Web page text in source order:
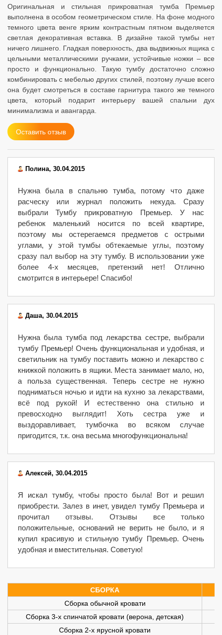
Оригинальная и стильная прикроватная тумба Премьер
выполнена в особом геометрическом стиле. На фоне модного
темного цвета венге ярким контрастным пятном выделяется
светлая декоративная вставка. В дизайне такой тумбы нет
ничего лишнего. Гладкая поверхность, два выдвижных ящика с
цельными металлическими ручками, устойчивые ножки – все
просто и функционально. Такую тумбу достаточно сложно
комбинировать с мебелью других стилей, поэтому лучше всего
она будет смотреться в составе гарнитура такого же темного
цвета, который подарит интерьеру вашей спальни дух
минимализма и авангарда.
Оставить отзыв
Полина, 30.04.2015
Нужна была в спальню тумба, потому что даже
расческу или журнал положить некуда. Сразу
выбрали Тумбу прикроватную Премьер. У нас
ребенок маленький носится по всей квартире,
поэтому мы остерегаемся предметов с острыми
углами, у этой тумбы обтекаемые углы, поэтому
сразу пал выбор на эту тумбу. В использовании уже
более 4-х месяцев, претензий нет! Отлично
смотрится в интерьере! Спасибо!
Даша, 30.04.2015
Нужна была тумба под лекарства сестре, выбрали
тумбу Премьер! Очень функциональная и удобная, и
светильник на тумбу поставить можно и лекарство с
книжкой положить в ящики. Места занимает мало, но,
а польза существенная. Теперь сестре не нужно
подниматься ночью и идти на кухню за лекарствами,
всё под рукой! И естественно она стильно и
превосходно выглядит! Хоть сестра уже и
выздоравливает, тумбочка во всяком случае
пригодится, т.к. она весьма многофункциональна!
Алексей, 30.04.2015
Я искал тумбу, чтобы просто была! Вот и решил
приобрести. Залез в инет, увидел тумбу Премьера и
прочитал отзывы. Отзывы все только
положительные, оснований не верить не было, и я
купил красивую и стильную тумбу Премьер. Очень
удобная и вместительная. Советую!
СБОРКА
Сборка обычной кровати
Сборка 3-х спинчатой кровати (верона, детская)
Сборка 2-х ярусной кровати